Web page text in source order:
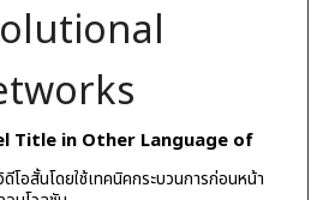
Title in Other Language of
โอสั้นโดยใช้เทคนิคกระบวนการก่อนหน้า